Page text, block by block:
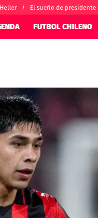
El sueño de presidente
FUTBOL CHILENO
por el mundo
Copa
Fútbol
Fútbol